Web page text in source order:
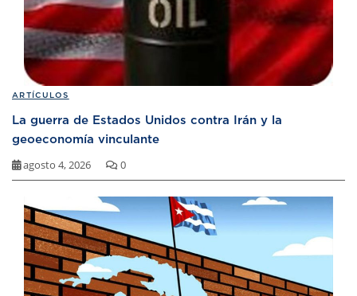
ARTÍCULOS
La guerra de Estados Unidos contra Irán y la
geoeconomía vinculante
agosto 4, 2026 0